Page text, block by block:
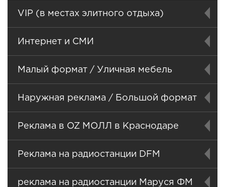
VIP (в местах элитного отдыха)
Интернет и СМИ
Малый формат / Уличная мебель
Наружная реклама / Большой формат
Реклама в OZ МОЛЛ в Краснодаре
Реклама на радиостанции DFM
реклама на радиостанции Маруся ФМ